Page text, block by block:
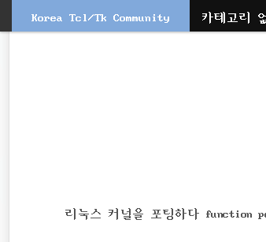
문
Korea Tcl/Tk Community 카테고리
리눅스 커널을 포팅하다 function